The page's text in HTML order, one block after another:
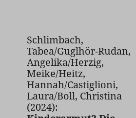
Schlimbach,
Tabea/Guglhör-Rudan,
Angelika/Herzig,
Meike/Heitz,
Hannah/Castiglioni,
Laura/Boll, Christina
(2024):